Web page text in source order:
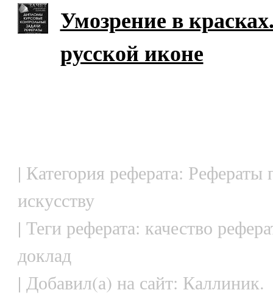
Умозрение в
русской иконе
| Категория реферата: Рефераты
искусству
| Теги реферата: качество
доклад
| Добавил(а) на сайт: Каллиник.